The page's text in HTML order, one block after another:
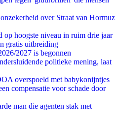
over Straat van Hormuz
op hoogste niveau in ruim drie jaar
gratis uitbreiding
2027 is begonnen
politieke mening, laat
overspoeld met babykonijntjes
compensatie voor schade door
man die agenten stak met